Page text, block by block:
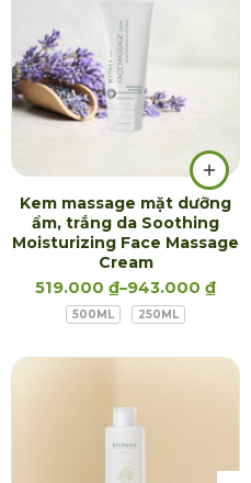
Kem massage mặt dưỡng
ẩm, trắng da Soothing
Moisturizing Face Massage
Cream
519.000 ₫–943.000 ₫
500ML 250ML